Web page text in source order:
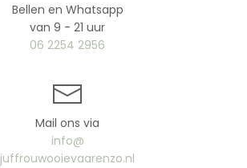
Bellen en Whatsapp
van 9 - 21 uur
06 2254 2956
Mail ons via
info@
juffrouwooievaarenzo.nl